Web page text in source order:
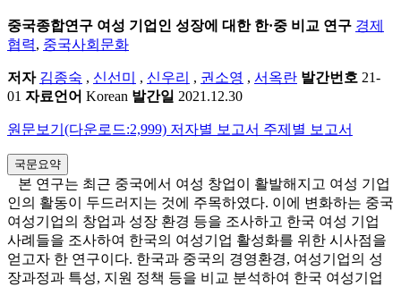
중국종합연구 여성 기업인 성장에 대한 한·중 비교 연구 경제
협력, 중국사회문화
저자 김종숙 , 신선미 , 신우리 , 권소영 , 서옥란 발간번호 21-
01 자료언어 Korean 발간일 2021.12.30
원문보기(다운로드:2,999) 저자별 보고서 주제별 보고서
국문요약
본 연구는 최근 중국에서 여성 창업이 활발해지고 여성 기업
인의 활동이 두드러지는 것에 주목하였다. 이에 변화하는 중국
여성기업의 창업과 성장 환경 등을 조사하고 한국 여성 기업
사례들을 조사하여 한국의 여성기업 활성화를 위한 시사점을
얻고자 한 연구이다. 한국과 중국의 경영환경, 여성기업의 성
장과정과 특성, 지원 정책 등을 비교 분석하여 한국 여성기업